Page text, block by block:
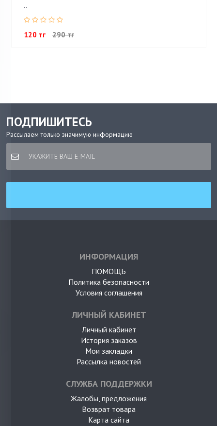
..
120 тг 290 тг
ПОДПИШИТЕСЬ
Рассылаем только значимую информацию
ИНФОРМАЦИЯ
ПОМОЩЬ
Политика безопасности
Условия соглашения
ЛИЧНЫЙ КАБИНЕТ
Личный кабинет
История заказов
Мои закладки
Рассылка новостей
СЛУЖБА ПОДДЕРЖКИ
Жалобы, предложения
Возврат товара
Карта сайта